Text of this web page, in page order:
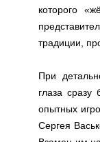
которого
традиции,
При
глаза сразу
опытных
Сергея